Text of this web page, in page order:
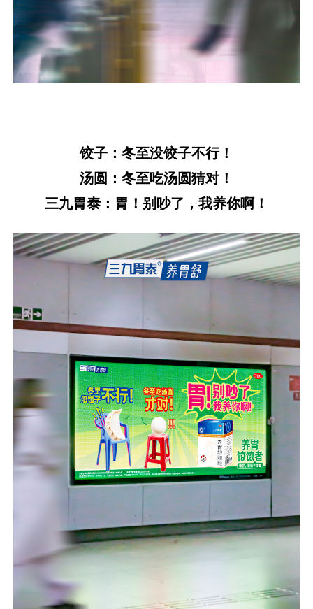
饺子：冬至没饺子不行！
汤圆：冬至吃汤圆猜对！
三九胃泰：胃！别吵了，我养你啊！